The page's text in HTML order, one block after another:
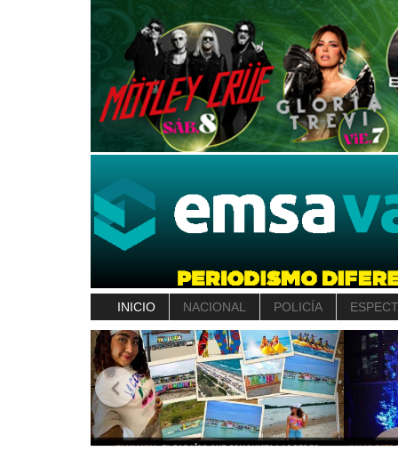
INICIO NACIONAL POLICÍA